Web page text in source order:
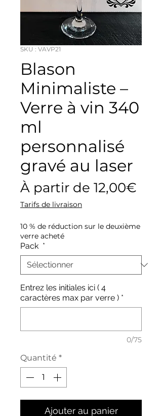
SKU : VAVP21
Blason
Minimaliste –
Verre à vin 340
ml
personnalisé
gravé au laser
À partir de 12,00€
Tarifs de livraison
10 % de réduction sur le deuxième
verre acheté
Pack *
Entrez les initiales ici ( 4
caractères max par verre ) *
0/75
Quantité *
Ajouter au panier